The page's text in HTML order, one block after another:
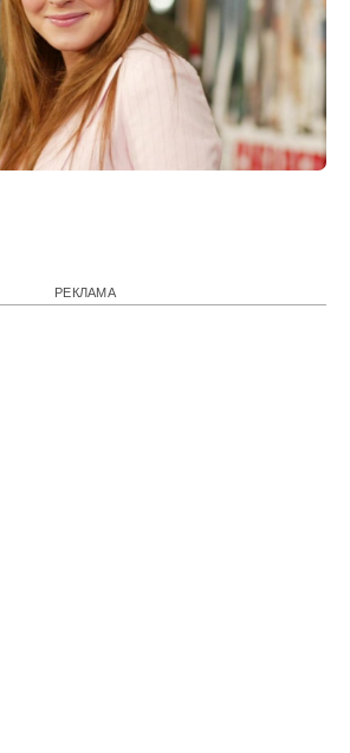
РЕКЛАМА